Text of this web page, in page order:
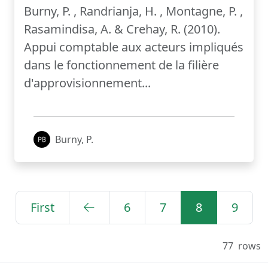
Burny, P. , Randrianja, H. , Montagne, P. ,
Rasamindisa, A. & Crehay, R. (2010).
Appui comptable aux acteurs impliqués
dans le fonctionnement de la filière
d'approvisionnement...
Burny, P.
First 6 7 8 9
77 rows